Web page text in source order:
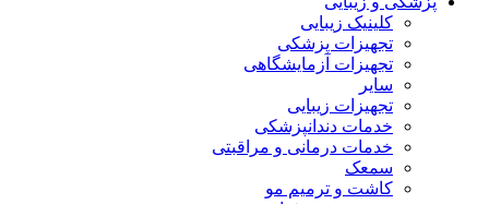
کلینیک زیبایی
تجهیزات پزشکی
تجهیزات آزمایشگاهی
سایر
تجهیزات زیبایی
خدمات دندانپزشکی
خدمات درمانی و مراقبتی
سمعک
کاشت و ترمیم مو